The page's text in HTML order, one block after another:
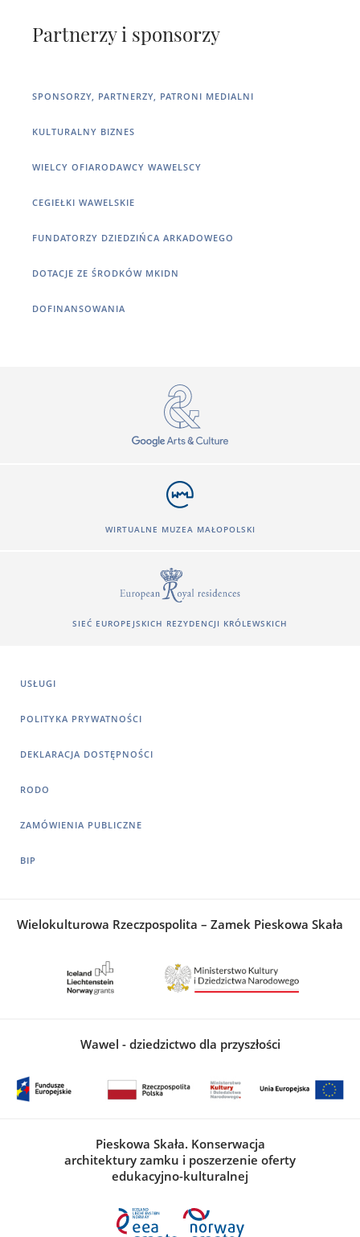
Partnerzy i sponsorzy
SPONSORZY, PARTNERZY, PATRONI MEDIALNI
KULTURALNY BIZNES
WIELCY OFIARODAWCY WAWELSCY
CEGIEŁKI WAWELSKIE
FUNDATORZY DZIEDZIŃCA ARKADOWEGO
DOTACJE ZE ŚRODKÓW MKIDN
DOFINANSOWANIA
WIRTUALNE MUZEA MAŁOPOLSKI
SIEĆ EUROPEJSKICH REZYDENCJI KRÓLEWSKICH
USŁUGI
POLITYKA PRYWATNOŚCI
DEKLARACJA DOSTĘPNOŚCI
RODO
ZAMÓWIENIA PUBLICZNE
BIP
Wielokulturowa Rzeczpospolita – Zamek Pieskowa Skała
Wawel - dziedzictwo dla przyszłości
Pieskowa Skała. Konserwacja
architektury zamku i poszerzenie oferty
edukacyjno-kulturalnej